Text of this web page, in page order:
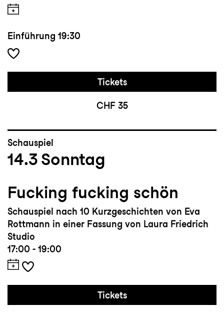
Einführung 19:30
Tickets
CHF 35
Schauspiel
14.3 Sonntag
Fucking fucking schön
Schauspiel nach 10 Kurzgeschichten von Eva
Rottmann in einer Fassung von Laura Friedrich
Studio
17:00 - 19:00
Tickets